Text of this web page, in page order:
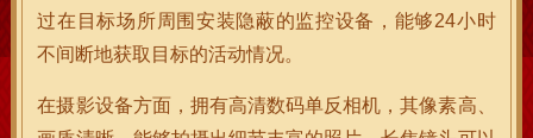
过在目标场所周围安装隐蔽的监控设备，能够24小时
不间断地获取目标的活动情况。
在摄影设备方面，拥有高清数码单反相机，其像素高、